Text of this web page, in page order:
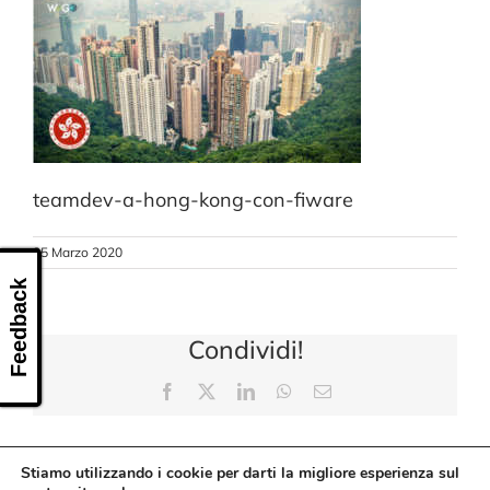
CONTATTI
teamdev-a-hong-kong-con-fiware
25 Marzo 2020
Condividi!
Facebook LinkedInWhatsApp
Email
Stiamo utilizzando i cookie per darti la migliore esperienza sul
Feedback